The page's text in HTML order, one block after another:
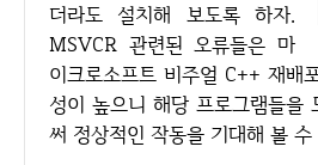
더라도 설치해 보도록 하자.
MSVCR 관련된 오류들은 마
이크로소프트 비주얼 C++ 재배
성이 높으니 해당 프로그램들을
써 정상적인 작동을 기대해 볼 수